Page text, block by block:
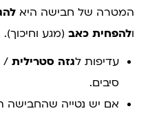
המטרה של חבישה היא
ולהפחית כאב (מגע וחיכוך).
עדיפות לגזה סטרילית /
סיבים.
אם יש נטייה